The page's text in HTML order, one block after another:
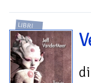
LIBRI
di